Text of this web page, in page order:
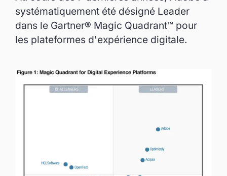
systématiquement été désigné Leader
dans le Gartner® Magic Quadrant™ pour
les plateformes d'expérience digitale.